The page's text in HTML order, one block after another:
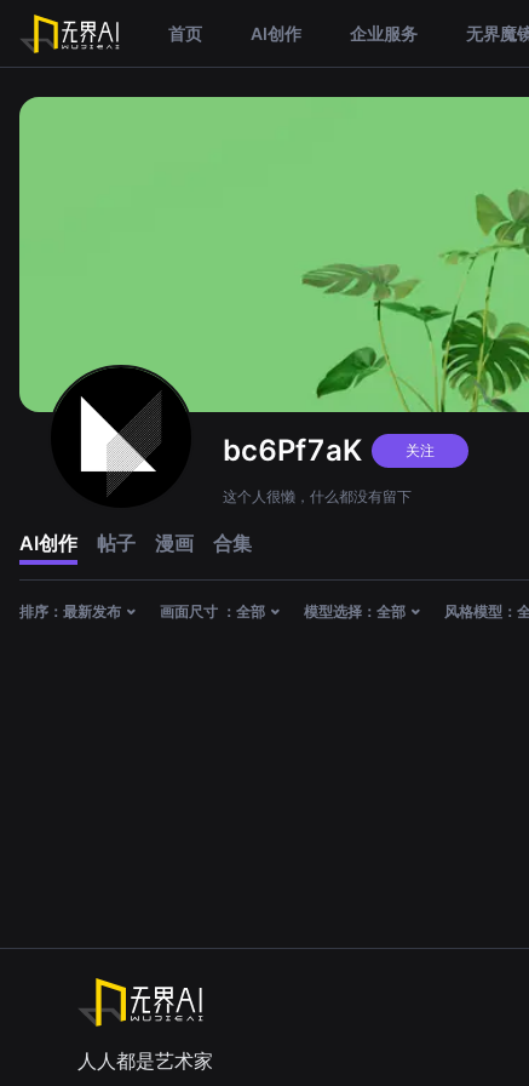
首页 AI创作 企业服务 无界魔
bc6Pf7aK 关注
这个人很懒，什么都没有留下
AI创作 帖子 漫画 合集
排序： 最新发布 画面尺寸 ： 全部 模型选择： 全部 风格模型：
人人都是艺术家